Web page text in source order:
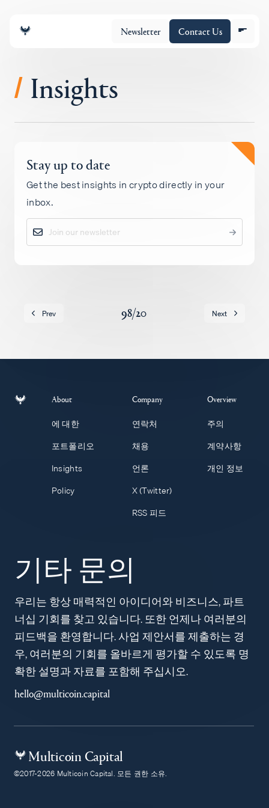
Newsletter Contact Us
조직
포트폴리오
Insights
Policy
/ Insights
Prev 98/20 Next
Stay up to date
Get the best insights in crypto directly in your
inbox.
About
에 대한
포트폴리오
Insights
Policy
Company
연락처
채용
언론
X (Twitter)
RSS 피드
Overview
주의
계약사항
개인 정보
기타 문의
우리는 항상 매력적인 아이디어와 비즈니스, 파트
너십 기회를 찾고 있습니다. 또한 언제나 여러분의
피드백을 환영합니다. 사업 제안서를 제출하는 경
우, 여러분의 기회를 올바르게 평가할 수 있도록 명
확한 설명과 자료를 포함해 주십시오.
hello@multicoin.capital
Multicoin Capital
©2017-2026 Multicoin Capital. 모든 권한 소유.